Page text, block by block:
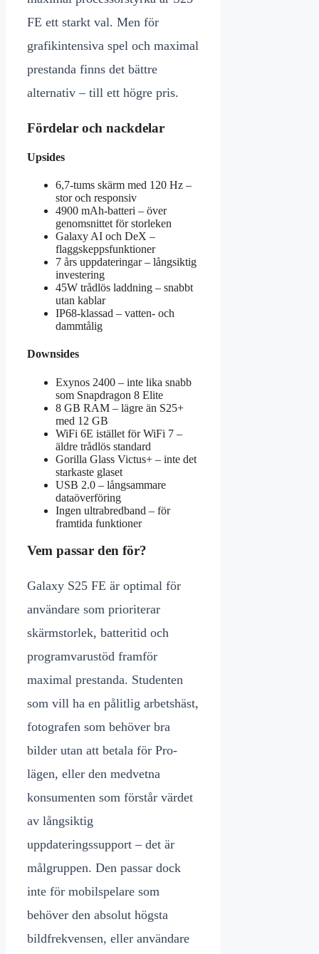
FE ett starkt val. Men för
grafikintensiva spel och maximal
prestanda finns det bättre
alternativ – till ett högre pris.
Fördelar och nackdelar
Upsides
6,7-tums skärm med 120 Hz –
stor och responsiv
4900 mAh-batteri – över
genomsnittet för storleken
Galaxy AI och DeX –
flaggskeppsfunktioner
7 års uppdateringar – långsiktig
investering
45W trådlös laddning – snabbt
utan kablar
IP68-klassad – vatten- och
dammtålig
Downsides
Exynos 2400 – inte lika snabb
som Snapdragon 8 Elite
8 GB RAM – lägre än S25+
med 12 GB
WiFi 6E istället för WiFi 7 –
äldre trådlös standard
Gorilla Glass Victus+ – inte det
starkaste glaset
USB 2.0 – långsammare
dataöverföring
Ingen ultrabredband – för
framtida funktioner
Vem passar den för?
Galaxy S25 FE är optimal för
användare som prioriterar
skärmstorlek, batteritid och
programvarustöd framför
maximal prestanda. Studenten
som vill ha en pålitlig arbetshäst,
fotografen som behöver bra
bilder utan att betala för Pro-
lägen, eller den medvetna
konsumenten som förstår värdet
av långsiktig
uppdateringssupport – det är
målgruppen. Den passar dock
inte för mobilspelare som
behöver den absolut högsta
bildfrekvensen, eller användare